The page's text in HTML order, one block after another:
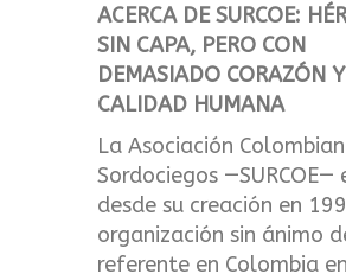
ACERCA DE SURCOE:
SIN CAPA, PERO CON
DEMASIADO CORAZÓN Y
CALIDAD HUMANA
La Asociación
Sordociegos —SURCOE—
desde su creación en
organización sin ánimo
referente en Colombia